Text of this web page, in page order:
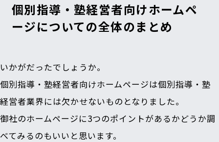
個別指導・塾経営者向けホームペ
ージについての全体のまとめ
いかがだったでしょうか。
個別指導・塾経営者向けホームページは個別指導・塾
経営者業界には欠かせないものとなりました。
御社のホームページに3つのポイントがあるかどうか調
べてみるのもいいと思います。